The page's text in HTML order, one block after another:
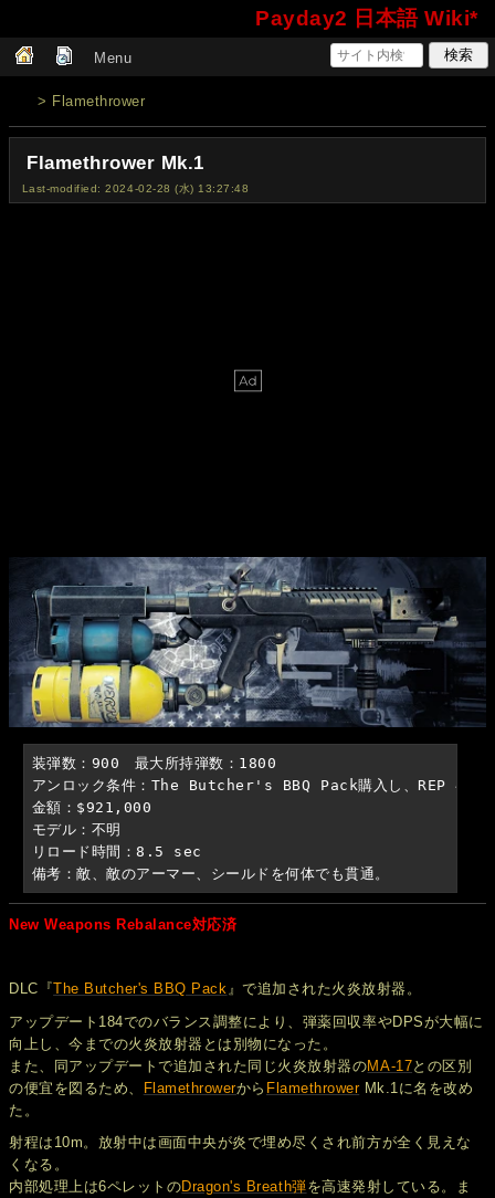
Payday2 日本語 Wiki*
Menu
> Flamethrower
Flamethrower Mk.1
Last-modified: 2024-02-28 (水) 13:27:48
装弾数：900　最大所持弾数：1800
アンロック条件：The Butcher's BBQ Pack購入し、REP 44
金額：$921,000
モデル：不明
リロード時間：8.5 sec
備考：敵、敵のアーマー、シールドを何体でも貫通。
New Weapons Rebalance対応済
DLC『The Butcher's BBQ Pack』で追加された火炎放射器。
アップデート184でのバランス調整により、弾薬回収率やDPSが大幅に
向上し、今までの火炎放射器とは別物になった。
また、同アップデートで追加された同じ火炎放射器のMA-17との区別
の便宜を図るため、 Flamethrowerから FlamethrowerMk.1に名を改め
た。
射程は10m。放射中は画面中央が炎で埋め尽くされ前方が全く見えな
くなる。
内部処理上は6ペレットのDragon's Breath弾を高速発射している。ま